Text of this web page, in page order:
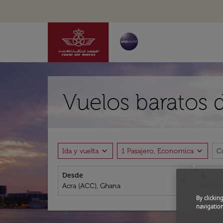
Vuelos baratos
Ida y vuelta expand_more 1 Pasajero, Economica expand_more
Desde
By